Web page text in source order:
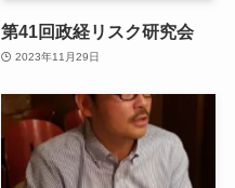
第41回政経リスク研究会
2023年11月29日